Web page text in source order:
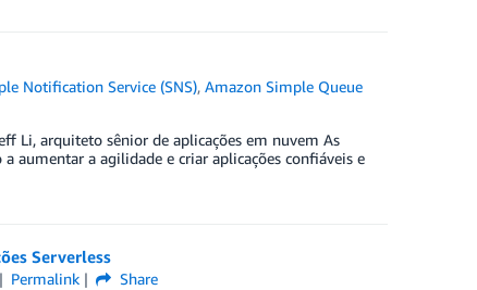
Notification Service (SNS),Amazon Simple Queue
Li, arquiteto sênior de aplicações em nuvem As
aumentar a agilidade e criar aplicações confiáveis e
Serverless
Permalink
Share